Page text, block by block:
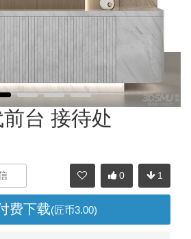
台 接待处
1
0
费下载(匠币3.00)